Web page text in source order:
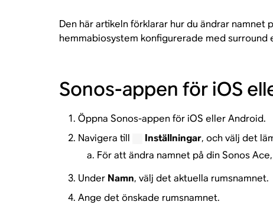
Den här artikeln förklarar hur du ändrar
hemmabiosystem konfigurerade med
Sonos-appen för iOS
Öppna Sonos-appen för iOS eller Android.
Navigera till
Inställningar, och välj det
För att ändra namnet på din Sonos
Under Namn, välj det aktuella rumsnamnet.
Ange det önskade rumsnamnet.